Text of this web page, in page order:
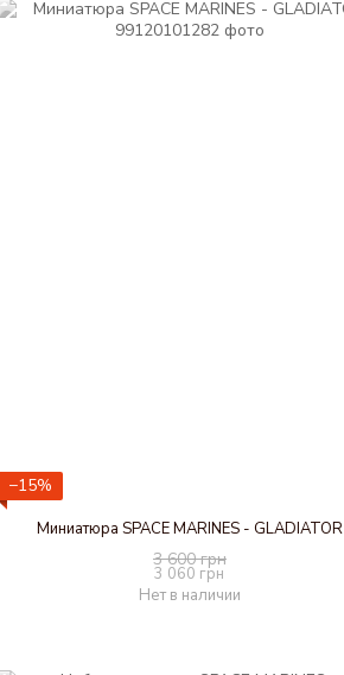
−15%
Миниатюра SPACE MARINES - GLADIATOR
3 600 грн
3 060 грн
Нет в наличии